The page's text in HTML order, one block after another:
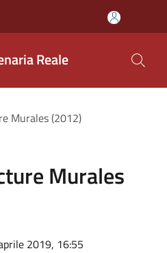
Reale
Murales (2012)
Murales
2019, 16:55